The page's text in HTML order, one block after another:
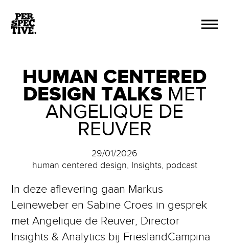
HUMAN CENTERED
DESIGN TALKS MET
ANGELIQUE DE
REUVER
29/01/2026
human centered design, Insights, podcast
In deze aflevering gaan Markus
Leineweber en Sabine Croes in gesprek
met Angelique de Reuver, Director
Insights & Analytics bij FrieslandCampina